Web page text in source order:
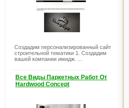
Создадим персонализированный сайт
строительной тематики 1. Создадим
вашей компании имидж. ...
Все Виды Паркетных Работ От
Hardwood Concept